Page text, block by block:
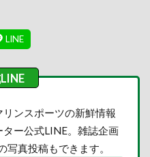
ンスポーツの新鮮情報
ー公式LINE。雑誌企画
写真投稿もできます。